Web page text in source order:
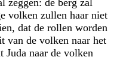
volken zullen haar niet
dat de rollen worden
van de volken naar het
Juda naar de volken